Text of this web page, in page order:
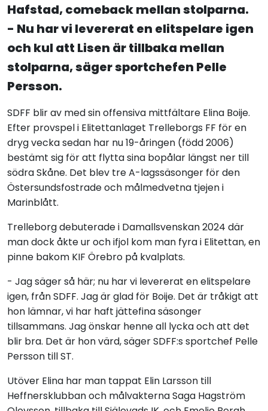
Hafstad, comeback mellan stolparna.
- Nu har vi levererat en elitspelare igen
och kul att Lisen är tillbaka mellan
stolparna, säger sportchefen Pelle
Persson.
SDFF blir av med sin offensiva mittfältare Elina Boije.
Efter provspel i Elitettanlaget Trelleborgs FF för en
dryg vecka sedan har nu 19-åringen (född 2006)
bestämt sig för att flytta sina bopålar längst ner till
södra Skåne. Det blev tre A-lagssäsonger för den
Östersundsfostrade och målmedvetna tjejen i
Marinblått.
Trelleborg debuterade i Damallsvenskan 2024 där
man dock åkte ur och ifjol kom man fyra i Elitettan, en
pinne bakom KIF Örebro på kvalplats.
- Jag säger så här; nu har vi levererat en elitspelare
igen, från SDFF. Jag är glad för Boije. Det är tråkigt att
hon lämnar, vi har haft jättefina säsonger
tillsammans. Jag önskar henne all lycka och att det
blir bra. Det är hon värd, säger SDFF:s sportchef Pelle
Persson tillST.
Utöver Elina har man tappat Elin Larsson till
Heffnersklubban och målvakterna Saga Hagström